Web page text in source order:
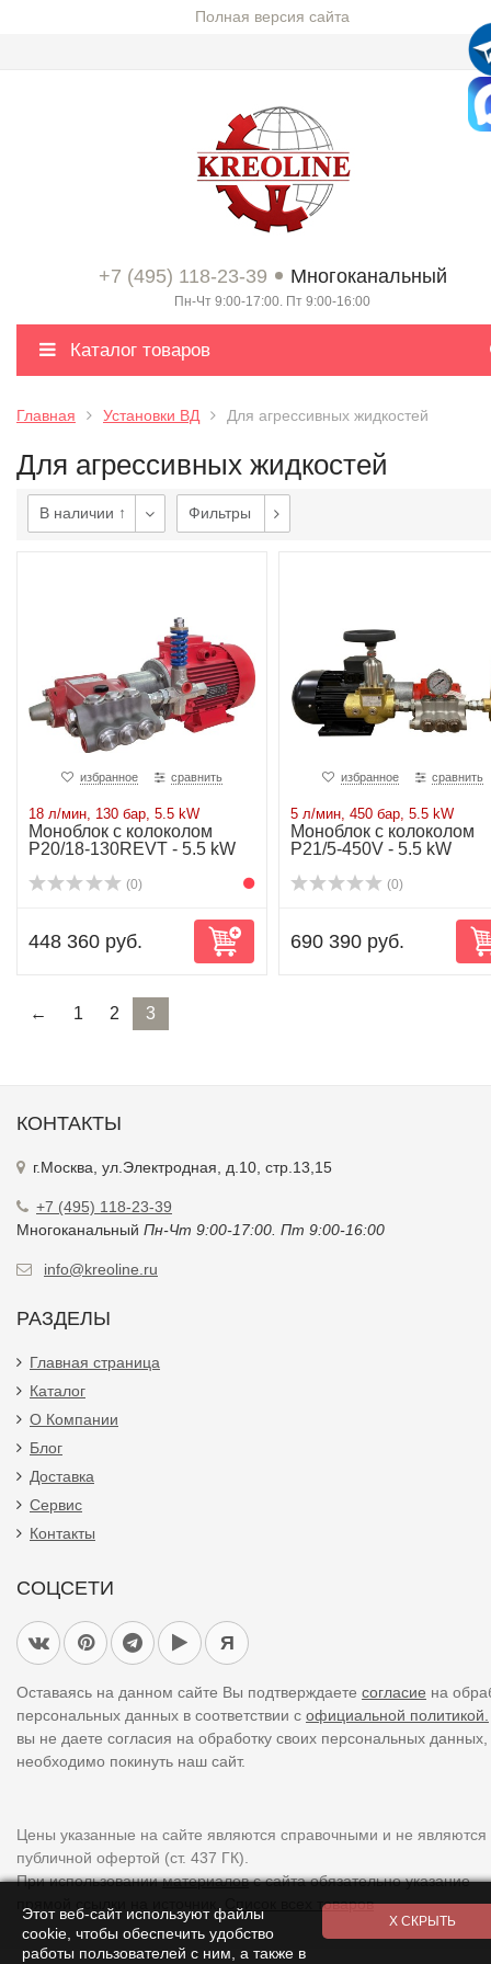
Полная версия сайта
+7 (495) 118-23-39 Многоканальный
Пн-Чт 9:00-17:00. Пт 9:00-16:00
Каталог товаров
Главная Установки ВД Для агрессивных жидкостей
Для агрессивных жидкостей
В наличии ↑ Фильтры
избранное сравнить
18 л/мин, 130 бар, 5.5 kW
Моноблок с колоколом
P20/18-130REVT - 5.5 kW
(0)
448 360 руб.
избранное сравнить
5 л/мин, 450 бар, 5.5 kW
Моноблок с колоколом
P21/5-450V - 5.5 kW
(0)
690 390 руб.
← 1 2 3
КОНТАКТЫ
г.Москва, ул.Электродная, д.10, стр.13,15
+7 (495) 118-23-39
Многоканальный Пн-Чт 9:00-17:00. Пт 9:00-16:00
info@kreoline.ru
РАЗДЕЛЫ
Главная страница
Каталог
О Компании
Блог
Доставка
Сервис
Контакты
СОЦСЕТИ
Я
Оставаясь на данном сайте Вы подтверждаете согласие на
персональных данных в соответствии с официальной политикой.
вы не даете согласия на обработку своих персональных
необходимо покинуть наш сайт.
Цены указанные на сайте являются справочными и не являются
публичной офертой (ст. 437 ГК).
При использованииматериаловс сайта обязательно указание
Список всех товаров
Этот веб-сайт используют файлы
cookie, чтобы обеспечить удобство
работы пользователей с ним, а также в